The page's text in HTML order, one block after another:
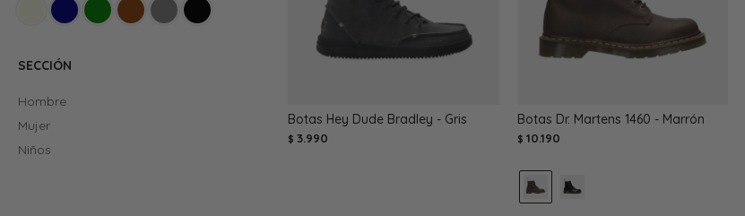
Botas Hey Dude Bradley - Gris
$ 3.990
Botas Dr. Martens 1460 - Marrón
$ 10.190
SECCIÓN
Hombre
Mujer
Niños